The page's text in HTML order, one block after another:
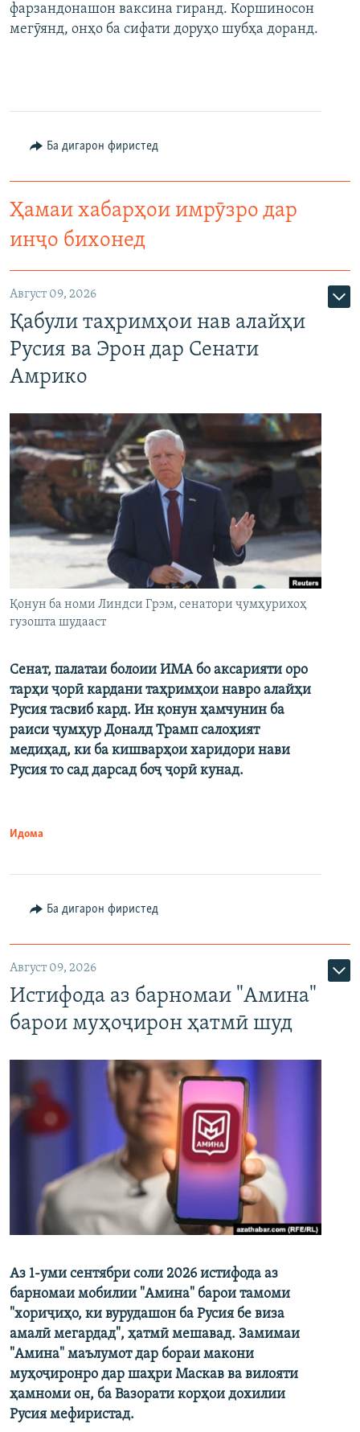
фарзандонашон ваксина гиранд. Коршиносон
мегӯянд, онҳо ба сифати доруҳо шубҳа доранд.
Ба дигарон фиристед
Ҳамаи хабарҳои имрӯзро дар
инҷо бихонед
Август 09, 2026
Қабули таҳримҳои нав алайҳи
Русия ва Эрон дар Сенати
Амрико
Қонун ба номи Линдси Грэм, сенатори ҷумҳурихоҳ
гузошта шудааст
Сенат, палатаи болоии ИМА бо аксарияти оро
тарҳи ҷорӣ кардани таҳримҳои навро алайҳи
Русия тасвиб кард. Ин қонун ҳамчунин ба
раиси ҷумҳур Доналд Трамп салоҳият
медиҳад, ки ба кишварҳои харидори нави
Русия то сад дарсад боҷ ҷорӣ кунад.
Идома
Ба дигарон фиристед
Август 09, 2026
Истифода аз барномаи "Амина"
барои муҳоҷирон ҳатмӣ шуд
Аз 1-уми сентябри соли 2026 истифода аз
барномаи мобилии "Амина" барои тамоми
"хориҷиҳо, ки вурудашон ба Русия бе виза
амалӣ мегардад", ҳатмӣ мешавад. Замимаи
"Амина" маълумот дар бораи макони
муҳоҷиронро дар шаҳри Маскав ва вилояти
ҳамноми он, ба Вазорати корҳои дохилии
Русия мефиристад.